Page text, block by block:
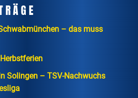
– das muss
Solingen – TSV-Nachwuchs